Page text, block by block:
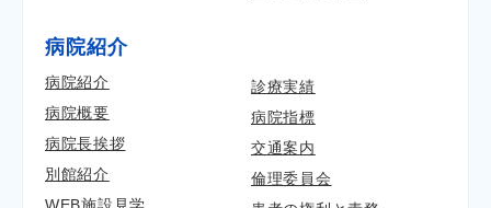
病院紹介
病院紹介
病院概要
病院長挨拶
別館紹介
診療実績
病院指標
交通案内
倫理委員会